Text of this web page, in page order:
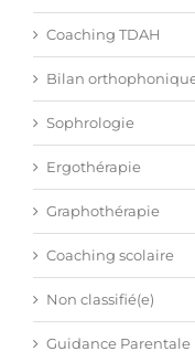
Coaching TDAH
Bilan
Sophrologie
Ergothérapie
Graphothérapie
Coaching scolaire
Non classifié(e)
Guidance Parentale